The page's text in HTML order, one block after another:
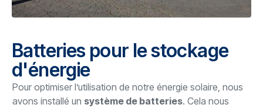
Batteries pour le stockage
d'énergie
Pour optimiser l’utilisation de notre énergie solaire, nous
avons installé un système de batteries. Cela nous